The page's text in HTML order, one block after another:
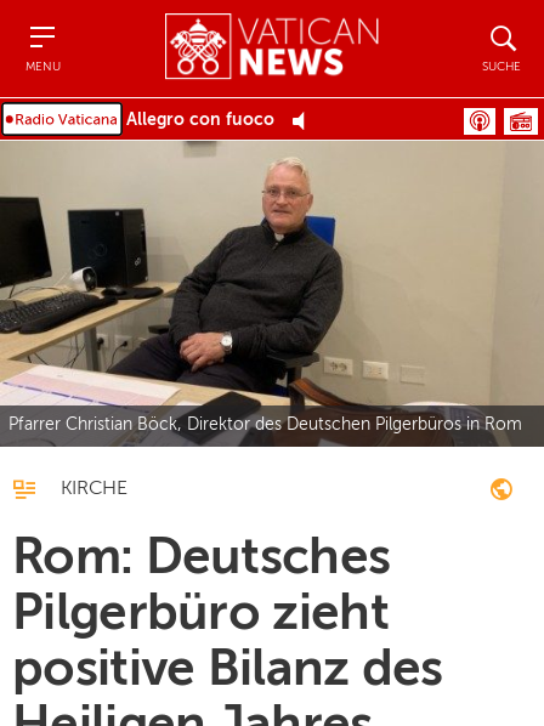
MENU SUCHE
Allegro con fuoco
Pfarrer Christian Böck, Direktor des Deutschen Pilgerbüros in Rom
KIRCHE
Rom: Deutsches
Pilgerbüro zieht
positive Bilanz des